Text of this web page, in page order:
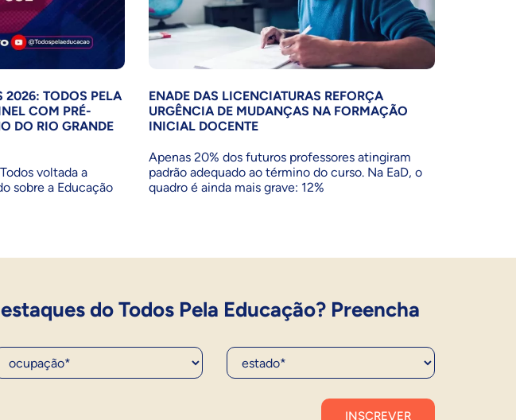
2026: TODOS PELA
COM PRÉ-
DO RIO GRANDE
voltada a
sobre a Educação
ENADE DAS LICENCIATURAS REFORÇA
URGÊNCIA DE MUDANÇAS NA FORMAÇÃO
INICIAL DOCENTE
Apenas 20% dos futuros professores atingiram
padrão adequado ao término do curso. Na EaD, o
quadro é ainda mais grave: 12%
do Todos Pela Educação? Preencha
Estado*